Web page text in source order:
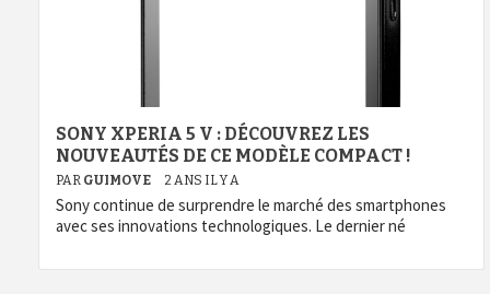
SONY XPERIA 5 V : DÉCOUVREZ LES
NOUVEAUTÉS DE CE MODÈLE COMPACT !
PAR GUIMOVE 2 ANS IL Y A
Sony continue de surprendre le marché des smartphones
avec ses innovations technologiques. Le dernier né